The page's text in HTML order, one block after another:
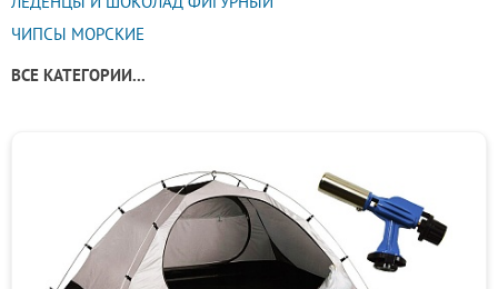
ЧИПСЫ МОРСКИЕ
ВСЕ КАТЕГОРИИ...